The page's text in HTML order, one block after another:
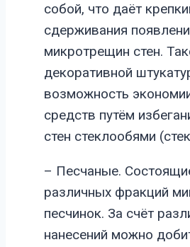
собой, что даёт
сдерживания
микротрещин стен.
декоративной
возможность
средств путём
стен стеклообями
– Песчаные.
различных фракций
песчинок. За счёт
нанесений можно